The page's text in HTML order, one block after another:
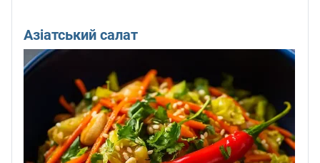
Азіатський салат